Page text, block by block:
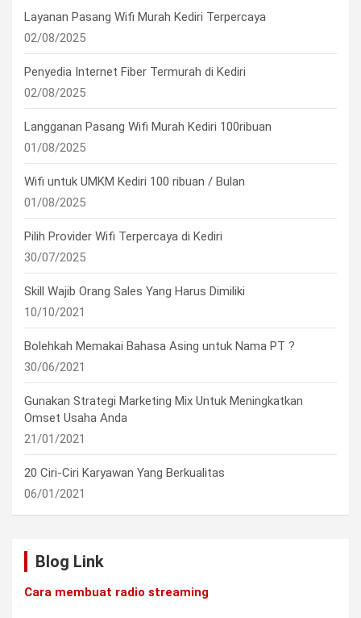
Layanan Pasang Wifi Murah Kediri Terpercaya
02/08/2025
Penyedia Internet Fiber Termurah di Kediri
02/08/2025
Langganan Pasang Wifi Murah Kediri 100ribuan
01/08/2025
Wifi untuk UMKM Kediri 100 ribuan / Bulan
01/08/2025
Pilih Provider Wifi Terpercaya di Kediri
30/07/2025
Skill Wajib Orang Sales Yang Harus Dimiliki
10/10/2021
Bolehkah Memakai Bahasa Asing untuk Nama PT ?
30/06/2021
Gunakan Strategi Marketing Mix Untuk Meningkatkan
Omset Usaha Anda
21/01/2021
20 Ciri-Ciri Karyawan Yang Berkualitas
06/01/2021
Blog Link
Cara membuat radio streaming